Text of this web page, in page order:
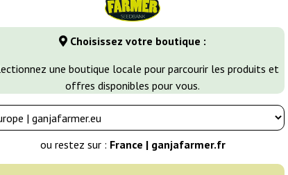
Choisissez votre boutique :
une boutique locale pour parcourir les produits et
offres disponibles pour vous.
ou restez sur : France | ganjafarmer.fr
Variétés de cannabis
Label
White Label